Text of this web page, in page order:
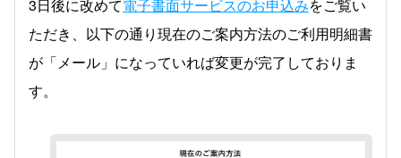
3日後に改めて電子書面サービスのお申込みをご覧い
ただき、以下の通り現在のご案内方法のご利用明細書
が「メール」になっていれば変更が完了しておりま
す。